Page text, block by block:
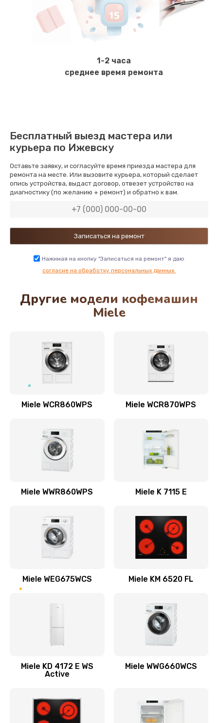
Чистка и настройка кофемолки
2000 руб.
Ремонт бойлера или замена ТЭНа
2000 руб.
Ремонт или замена кофемолки
3200 руб.
Заказать
1-2 часа
среднее время ремонта
Бесплатный выезд мастера или
курьера по Ижевску
Оставьте заявку, и согласуйте время приезда мастера для
ремонта на месте. Или вызовите курьера, который сделает
опись устройства, выдаст договор, отвезет устройство на
диагностику (по желанию + ремонт) и обратно к вам.
Нажимая на кнопку "Записаться на ремонт" я даю
согласие на обработку персональных данных.
Другие модели кофемашин
Miele
Miele WCR860WPS Miele WCR870WPS
Miele WWR860WPS Miele K 7115 E
Miele WEG675WCS Miele KM 6520 FL
Miele KD 4172 E WS
Active
Miele WWG660WCS